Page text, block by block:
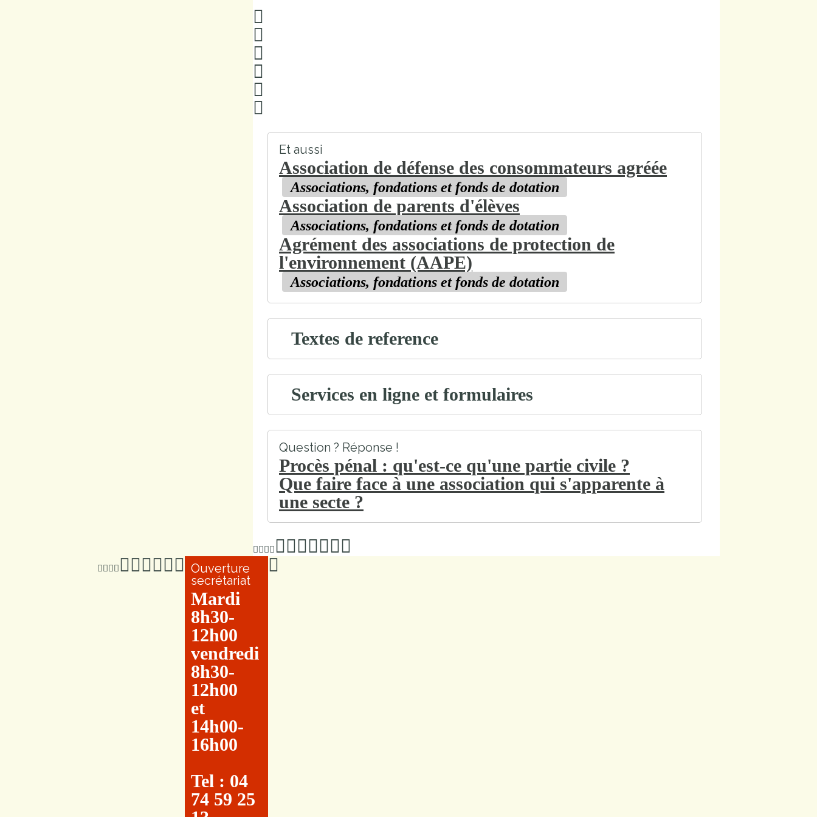
Et aussi
Association de défense des consommateurs agréée
Associations, fondations et fonds de dotation
Association de parents d'élèves
Associations, fondations et fonds de dotation
Agrément des associations de protection de
l'environnement (AAPE)
Associations, fondations et fonds de dotation
Textes de reference
Services en ligne et formulaires
Question ? Réponse !
Procès pénal : qu'est-ce qu'une partie civile ?
Que faire face à une association qui s'apparente à
une secte ?
Ouverture
secrétariat
Mardi
8h30-
12h00
vendredi
8h30-
12h00
et
14h00-
16h00
Tel : 04
74 59 25